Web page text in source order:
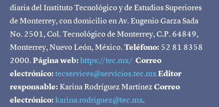
diaria del Instituto Tecnológico y de Estudios Superiores
de Monterrey, con domicilio en Av. Eugenio Garza Sada
No. 2501, Col. Tecnológico de Monterrey, C.P. 64849,
Monterrey, Nuevo León, México.Teléfono: 52 81 8358
2000.Página web:https://tec.mx/ Correo
electrónico:tecservices@servicios.tec.mxEditor
responsable:Karina Rodríguez MartínezCorreo
electrónico:karina.rodriguez@tec.mx.